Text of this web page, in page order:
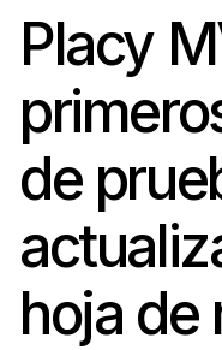
Placy
de
hoja de